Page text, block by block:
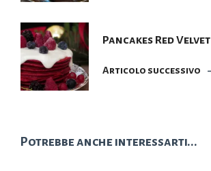
Pancakes Red Velvet
Articolo successivo
Potrebbe anche interessarti...